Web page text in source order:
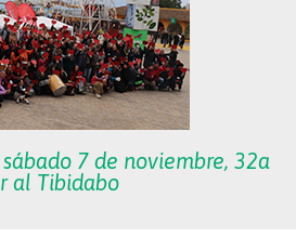
7 de noviembre, 32a
al Tibidabo